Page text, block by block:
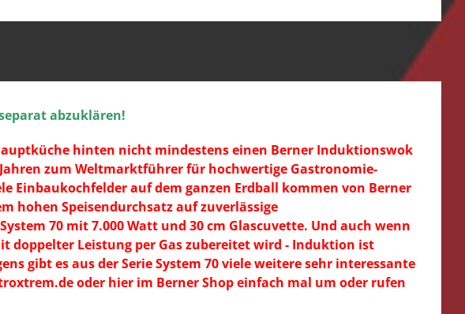
abzuklären!
hinten nicht mindestens einen Berner Induktionswok
zum Weltmarktführer für hochwertige Gastronomie-
auf dem ganzen Erdball kommen von Berner
hohen Speisendurchsatz auf zuverlässige
70 mit 7.000 Watt und 30 cm Glascuvette. Und auch wenn
doppelter Leistung per Gas zubereitet wird - Induktion ist
gibt es aus der Serie System 70 viele weitere sehr interessante
oder hier im Berner Shop einfach mal um oder rufen